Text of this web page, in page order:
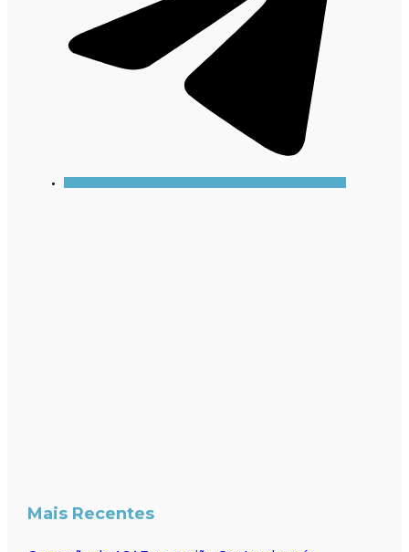
Mais Recentes